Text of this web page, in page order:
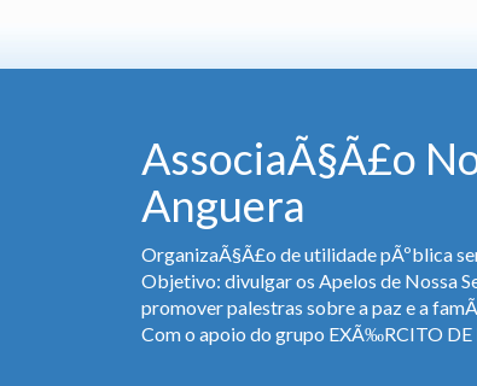
AssociaÃ§Ã£o
Anguera
OrganizaÃ§Ã£o de utilidade pÃºblica
Objetivo: divulgar os Apelos de Nossa
promover palestras sobre a paz e a
Com o apoio do grupo EXÃ‰RCITO